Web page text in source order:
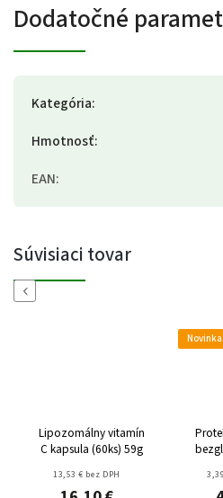
Dodatočné
Kategória:
Hmotnosť:
EAN:
Súvisiaci tovar
Previous
Lipozomálny vitamín
C kapsula (60ks) 59g
13,53 € bez DPH
Novinka